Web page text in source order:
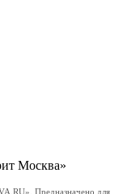
Москва»
Предназначено для